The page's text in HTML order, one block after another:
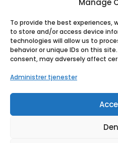
Manage
To provide the best experiences,
to store and/or access device
technologies will allow us to
behavior or unique IDs on this
consent, may adversely affect
Administrer tjenester
SIKKER BETALING